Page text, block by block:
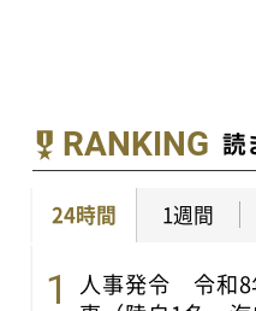
RANKING 読
24時間 1週間
人事発令 令和8